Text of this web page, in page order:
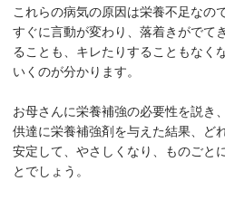
これらの病気の原因は栄養不足なの
すぐに言動が変わり、落着きがでて
ることも、キレたりすることもなく
いくのが分かります。
お母さんに栄養補強の必要性を説き
供達に栄養補強剤を与えた結果、ど
安定して、やさしくなり、ものごと
とでしょう。